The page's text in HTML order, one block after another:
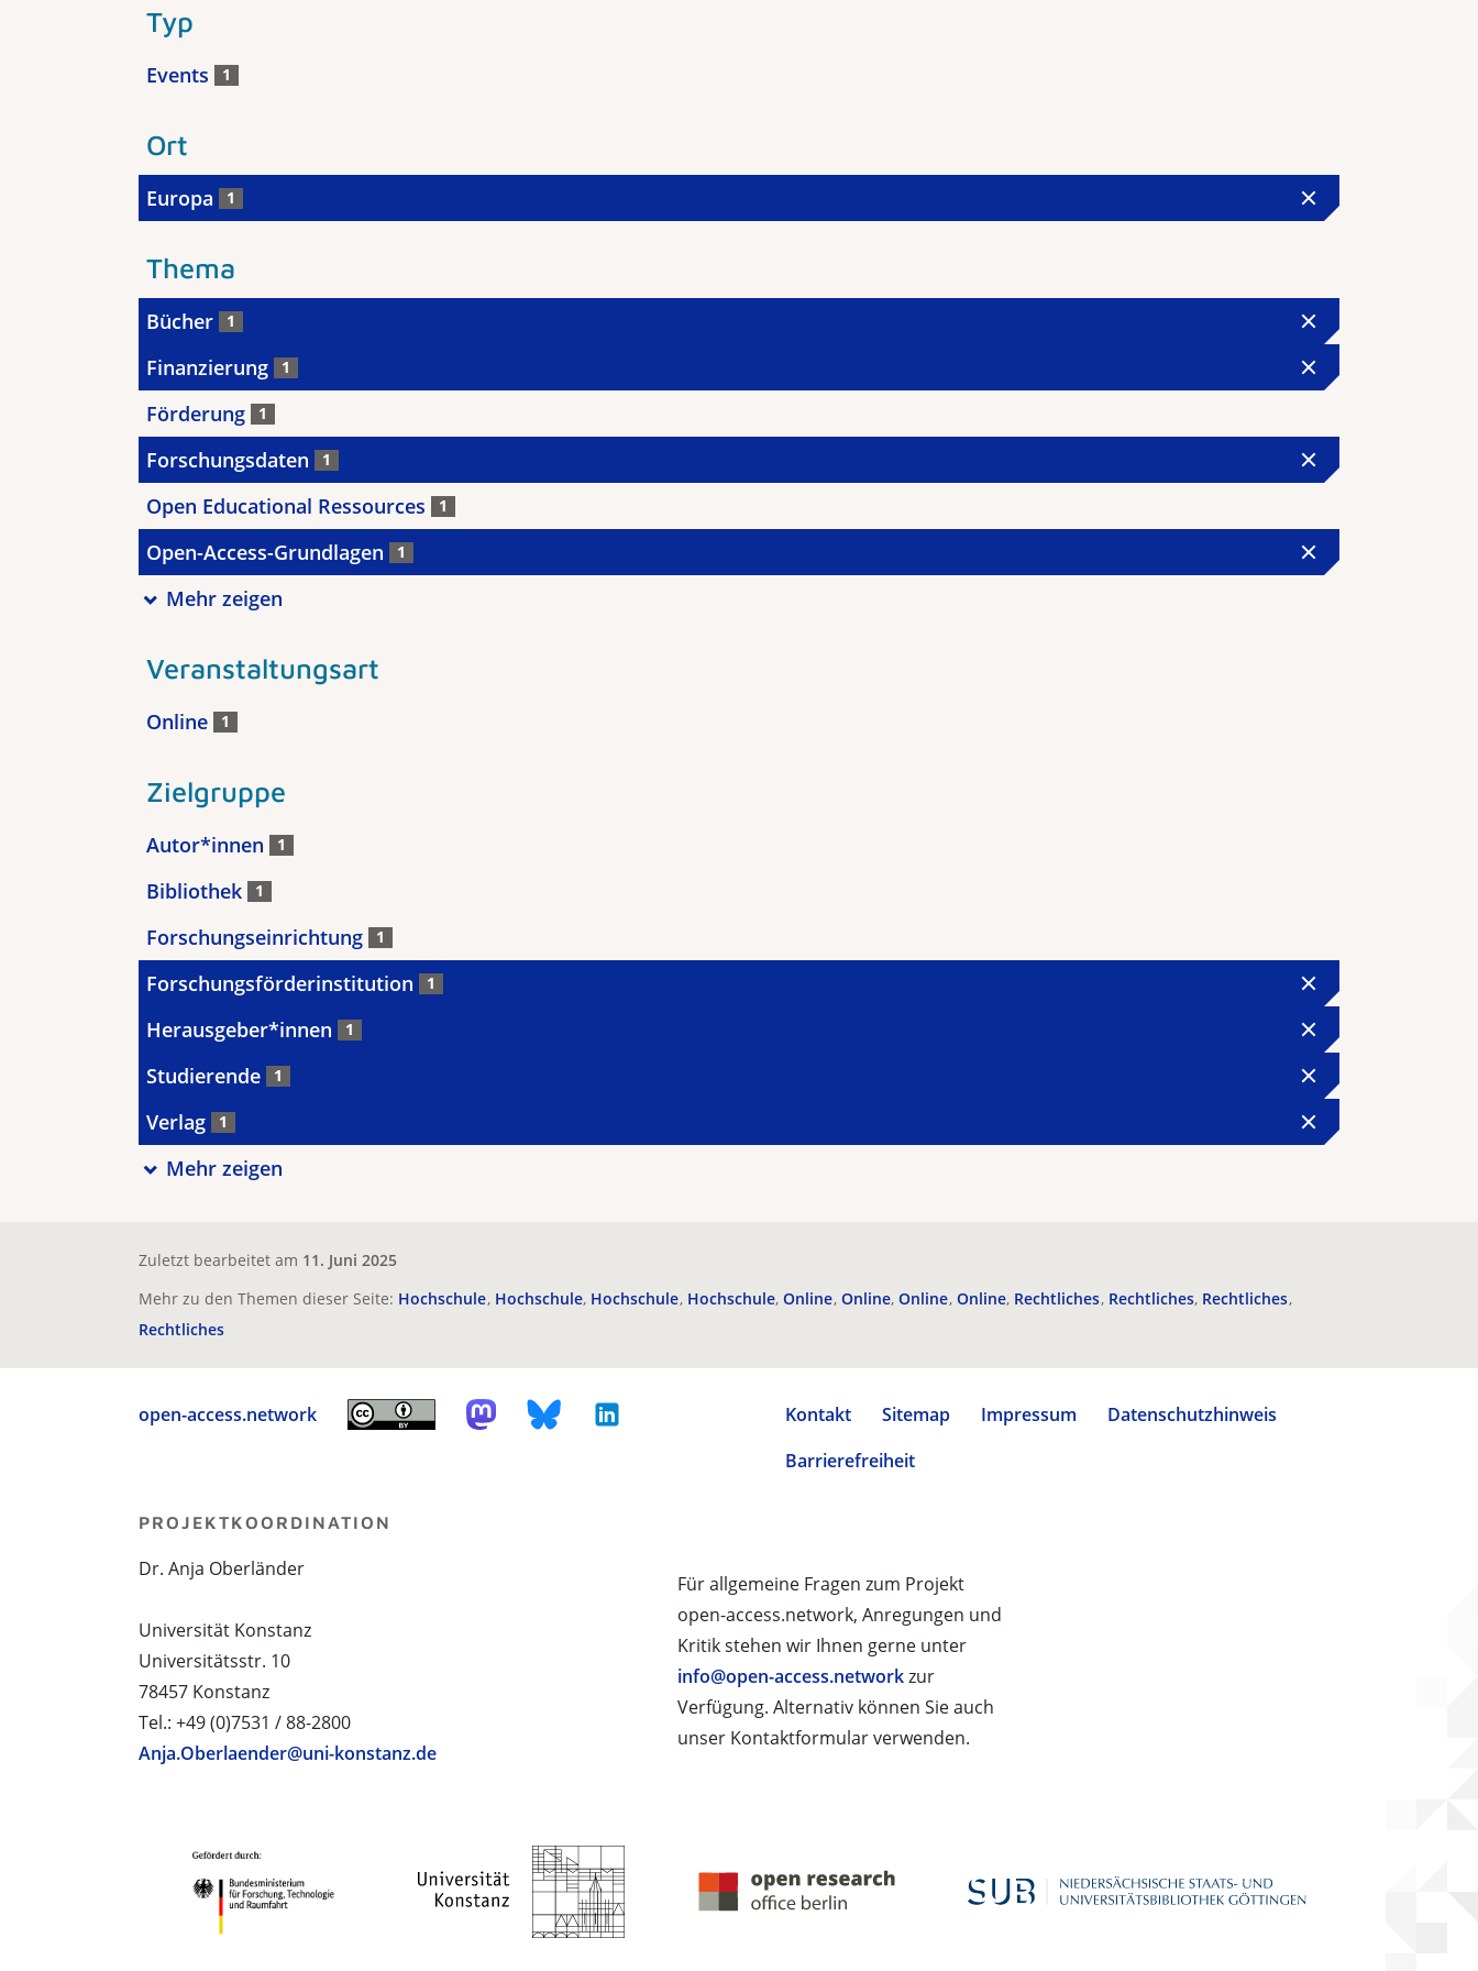
Typ
Events 1
Ort
Europa 1
Thema
Bücher 1
Finanzierung 1
Förderung 1
Forschungsdaten 1
Open Educational Ressources 1
Open-Access-Grundlagen 1
Mehr zeigen
Veranstaltungsart
Online 1
Zielgruppe
Autor*innen 1
Bibliothek 1
Forschungseinrichtung 1
Forschungsförderinstitution 1
Herausgeber*innen 1
Studierende 1
Verlag 1
Mehr zeigen
Zuletzt bearbeitet am 11. Juni 2025
Mehr zu den Themen dieser Seite: Hochschule Hochschule Hochschule Hochschule Online Online Online Online Rechtliches Rechtliches Rechtliches
Rechtliches
open-access.network Kontakt Sitemap Impressum
Datenschutzhinweis
Barrierefreiheit
Für allgemeine Fragen zum Projekt
open-access.network, Anregungen und
Kritik stehen wir Ihnen gerne unter
info@open-access.networkzur
Verfügung. Alternativ können Sie auch
unser Kontaktformular verwenden.
PROJEKTKOORDINATION
Dr. Anja Oberländer
Universität Konstanz
Universitätsstr. 10
78457 Konstanz
Tel.: +49 (0)7531 / 88-2800
Anja.Oberlaender@uni-konstanz.de